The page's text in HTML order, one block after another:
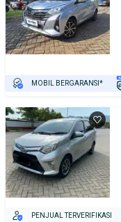
MOBIL BERGARANSI*
PENJUAL TERVERIFIKASI
PENJUAL TERVERIFIKASI